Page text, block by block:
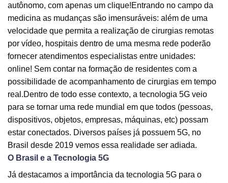
autônomo, com apenas um clique!Entrando no campo da
medicina as mudanças são imensuráveis: além de uma
velocidade que permita a realização de cirurgias remotas
por vídeo, hospitais dentro de uma mesma rede poderão
fornecer atendimentos especialistas entre unidades:
online! Sem contar na formação de residentes com a
possibilidade de acompanhamento de cirurgias em tempo
real.Dentro de todo esse contexto, a tecnologia 5G veio
para se tornar uma rede mundial em que todos (pessoas,
dispositivos, objetos, empresas, máquinas, etc) possam
estar conectados. Diversos países já possuem 5G, no
Brasil desde 2019 vemos essa realidade ser adiada.
O Brasil e a Tecnologia 5G
Já destacamos a importância da tecnologia 5G para o